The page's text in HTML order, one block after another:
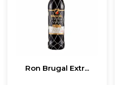
Ron Brugal Extr...